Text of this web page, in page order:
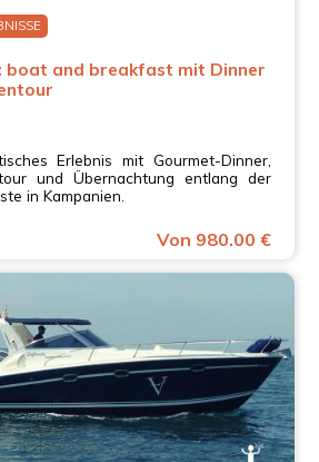
boat and breakfast mit Dinner
Erlebnis mit Gourmet-Dinner,
und Übernachtung entlang der
in Kampanien.
Von 980.00 €